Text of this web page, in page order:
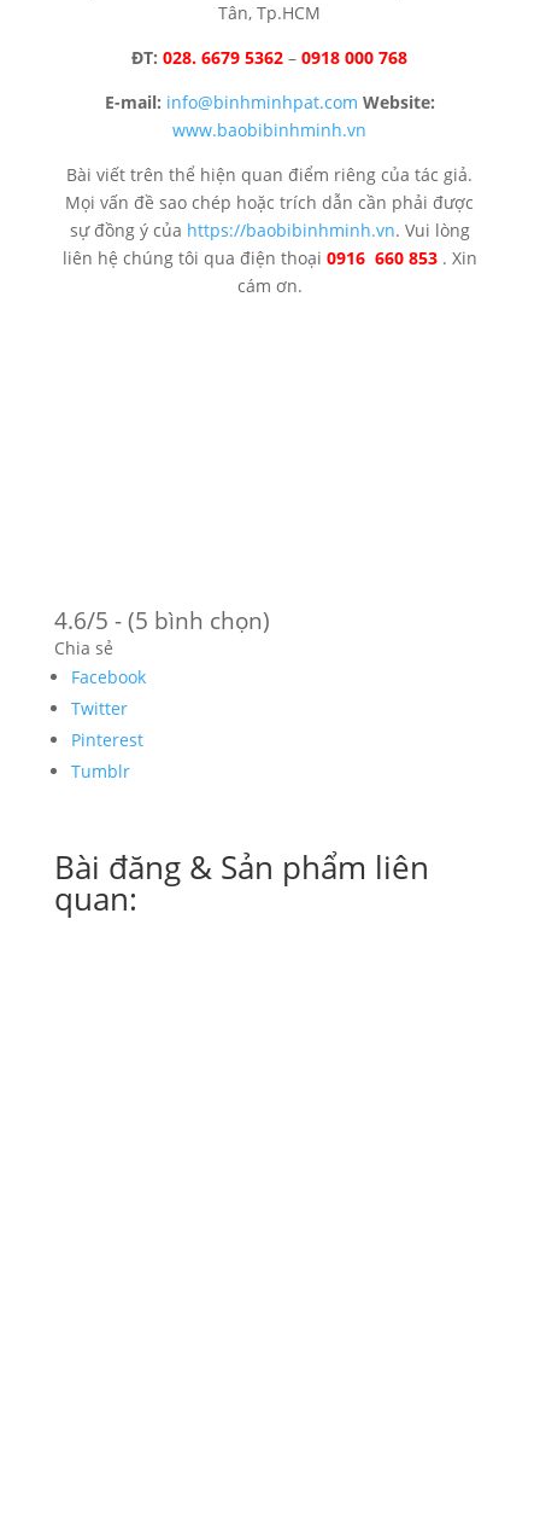
Tân, Tp.HCM
ĐT: 028. 6679 5362 –0918 000 768
E-mail: info@binhminhpat.com Website:
www.baobibinhminh.vn
Bài viết trên thể hiện quan điểm riêng của tác giả.
Mọi vấn đề sao chép hoặc trích dẫn cần phải được
sự đồng ý của https://baobibinhminh.vn. Vui lòng
liên hệ chúng tôi qua điện thoại 0916 660 853. Xin
cám ơn.
4.6/5 - (5 bình chọn)
Chia sẻ
Facebook
Twitter
Pinterest
Tumblr
Bài đăng & Sản phẩm liên
quan: